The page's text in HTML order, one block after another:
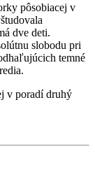
pôsobiacej v
dve deti.
slobodu pri
temné
v poradí druhý